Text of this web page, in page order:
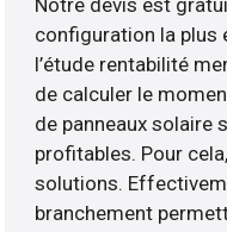
configuration la plus
l’étude rentabilité
de calculer le
de panneaux solaire
profitables. Pour
solutions.
branchement